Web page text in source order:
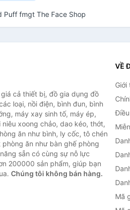
Puff fmgt The Face Shop
cả thiết bị, đồ gia dụng đồ
loại, nồi điện, bình đun, bình
máy xay sinh tố, máy ép,
xoong chảo, dao kéo, thớt,
ăn như bình, ly cốc, tô chén
ăn như bàn ghế phòng
sẵn có cùng sự nỗ lực
200000 sản phẩm, giúp bạn
Chúng tôi không bán hàng.
VỀ
Giới
Mã